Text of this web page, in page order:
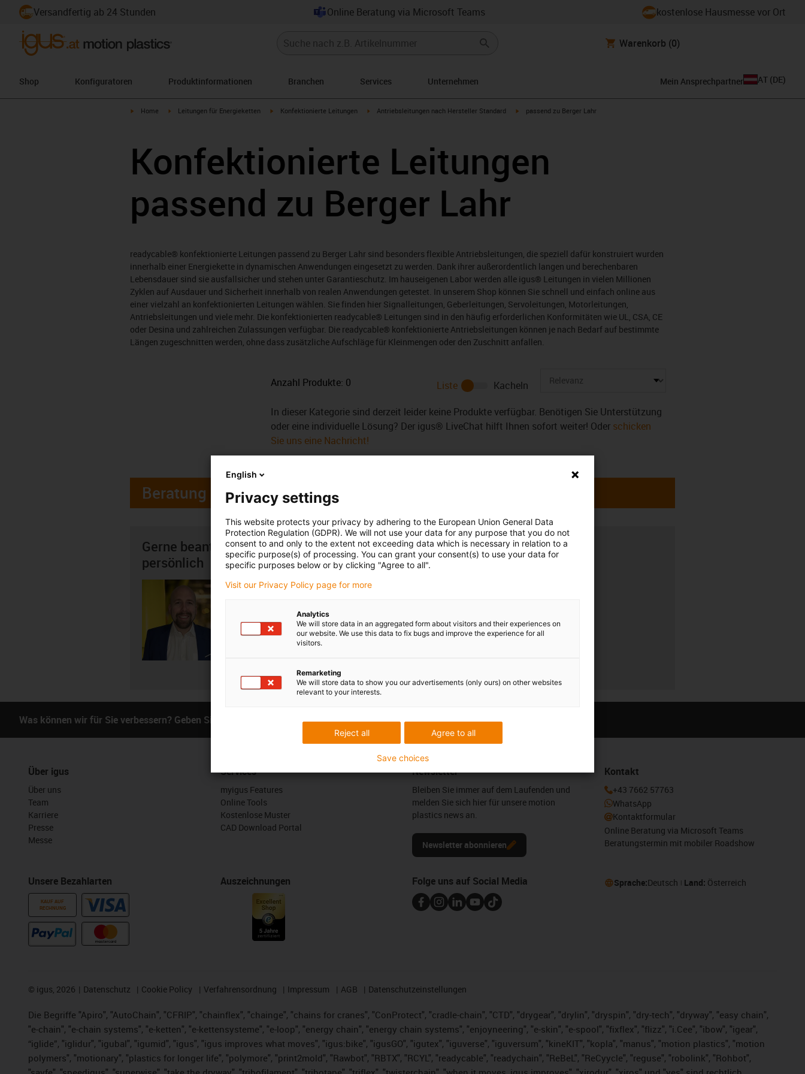
Versandfertig ab 24 Stunden Online Beratung via Microsoft Teams kostenlose Hausmesse vor Ort
Warenkorb (0)
Shop Konfiguratoren Produktinformationen Branchen Services Unternehmen Mein Ansprechpartner AT (DE)
igus-icon-arrow-right
Home igus-icon-arrow-right
Leitungen für Energieketten igus-icon-arrow-right
Konfektionierte Leitungen igus-icon-arrow-right
Antriebsleitungen nach Hersteller Standard igus-icon-arrow-right
passend zu Berger Lahr
Konfektionierte Leitungen
passend zu Berger Lahr
readycable® konfektionierte Leitungen passend zu Berger Lahr sind besonders flexible Antriebsleitungen, die speziell dafür konstruiert wurden
innerhalb einer Energiekette in dynamischen Anwendungen eingesetzt zu werden. Dank ihrer außerordentlich langen und berechenbaren
Lebensdauer sind sie ausfallsicher und stehen unter Garantieschutz. Im hauseigenen Labor werden alle igus® Leitungen in vielen Millionen
Zyklen auf Ausdauer und Sicherheit innerhalb von realen Anwendungen getestet. In unserem Shop können Sie schnell und einfach online aus
einer vielzahl an konfektionierten Leitungen wählen. Sie finden hier Signalleitungen, Geberleitungen, Servoleitungen, Motorleitungen,
Antriebsleitungen und viele mehr. Die konfektionierten readycable® Leitungen sind in den häufig erforderlichen Konformitäten wie UL, CSA, CE
oder Desina und zahlreichen Zulassungen verfügbar. Die readycable® konfektionierte Antriebsleitungen können je nach Bedarf auf bestimmte
Längen zugeschnitten werden, ohne dass zusätzliche Aufschläge für Kleinmengen oder den Zuschnitt anfallen.
Anzahl Produkte: 0 Liste
Kacheln
In dieser Kategorie sind derzeit leider keine Produkte verfügbar. Benötigen Sie Unterstützung
oder eine individuelle Lösung? Der igus® LiveChat hilft Ihnen sofort weiter! Oder schicken
Sie uns eine Nachricht!
Beratung
Gerne beantworte ich Ihre Fragen auch
persönlich
Thomas Stadlmayr
E-Mail schreiben
Beratung und Lieferung
Persönlich
Online
Was können wir für Sie verbessern? Geben Sie uns Ihr Feedback. Lob & Kritik
Über igus
Über uns
Team
Karriere
Presse
Messe
Unsere Bezahlarten
KAUF AUF
RECHNUNG
Services
myigus Features
Online Tools
Kostenlose Muster
CAD Download Portal
Auszeichnungen
Newsletter
Bleiben Sie immer auf dem Laufenden und
melden Sie sich hier für unsere motion
plastics news an.
Newsletter abonnieren
Kontakt
+43 7662 57763
WhatsApp
Kontaktformular
Online Beratung via Microsoft Teams
Beratungstermin mit mobiler Roadshow
Folge uns auf Social Media Sprache:Deutsch Land: Österreich
© igus, 2026 Datenschutz Cookie Policy Verfahrensordnung Impressum AGB Datenschutzeinstellungen
Die Begriffe "Apiro", "AutoChain", "CFRIP", "chainflex", "chainge", "chains for cranes", "ConProtect", "cradle-chain", "CTD", "drygear", "drylin", "dryspin", "dry-tech", "dryway", "easy chain",
"e-chain", "e-chain systems", "e-ketten", "e-kettensysteme", "e-loop", "energy chain", "energy chain systems", "enjoyneering", "e-skin", "e-spool", "fixflex", "flizz", "i.Cee", "ibow", "igear",
“iglide”, "iglidur", "igubal", "igumid", "igus", "igus improves what moves", "igus:bike", "igusGO", "igutex", "iguverse", "iguversum", "kineKIT", "kopla", "manus", "motion plastics", "motion
polymers", "motionary", "plastics for longer life", "polymore", "print2mold", "Rawbot", "RBTX", "RCYL", "readycable", "readychain", "ReBeL", "ReCyycle", "reguse", "robolink", "Rohbot",
English
Privacy settings
This website protects your privacy by adhering to the European Union General Data
Protection Regulation (GDPR). We will not use your data for any purpose that you do not
consent to and only to the extent not exceeding data which is necessary in relation to a
specific purpose(s) of processing. You can grant your consent(s) to use your data for
specific purposes below or by clicking "Agree to all".
Visit our Privacy Policy page for more
Analytics
We will store data in an aggregated form about visitors and their experiences on
our website. We use this data to fix bugs and improve the experience for all
visitors.
Remarketing
We will store data to show you our advertisements (only ours) on other websites
relevant to your interests.
Agree to all
Reject all
Save choices